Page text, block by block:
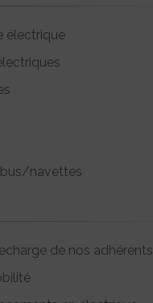
électrique
bus/navettes
de nos adhérents